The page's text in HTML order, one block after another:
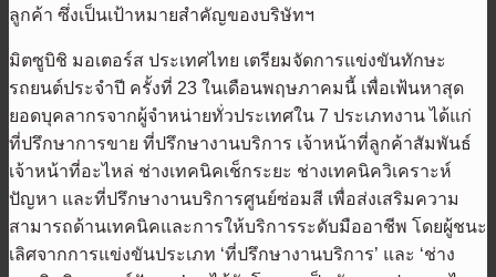
ลูกค้า ซึ่งเป็นเป้าหมายสำคัญของบริษัทฯ
มิตซูบิชิ มอเตอร์ส ประเทศไทย เตรียมจัดการแข่งขันทักษะ
รถยนต์ประจำปี ครั้งที่ 23 ในเดือนพฤษภาคมนี้ เพื่อเฟ้นหาสุด
ยอดบุคลากรจากผู้จำหน่ายทั่วประเทศใน 7 ประเภทงาน ได้แก่
ที่ปรึกษาการขาย ที่ปรึกษางานบริการ เจ้าหน้าที่ลูกค้าสัมพันธ์
เจ้าหน้าที่อะไหล่ ช่างเทคนิคเช็กระยะ ช่างเทคนิควิเคราะห์
ปัญหา และที่ปรึกษางานบริการศูนย์ซ่อมสี เพื่อส่งเสริมความ
สามารถด้านเทคนิคและการให้บริการระดับมืออาชีพ โดยผู้ชนะ
เลิศจากการแข่งขันประเภท ‘ที่ปรึกษางานบริการ’ และ ‘ช่าง